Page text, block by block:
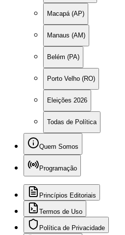
Macapá (AP)
Manaus (AM)
Belém (PA)
Porto Velho (RO)
Eleições 2026
Todas de Política
Quem Somos
Programação
Princípios Editoriais
Termos de Uso
Política de Privacidade